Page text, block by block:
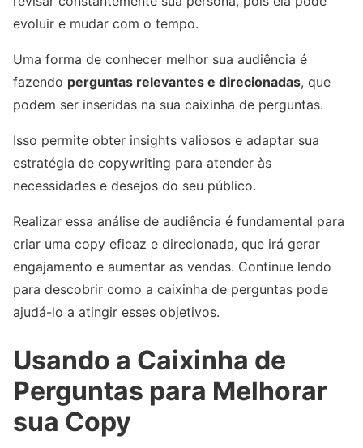
evoluir e mudar com o tempo.
Uma forma de conhecer melhor sua audiência é
fazendo perguntas relevantes e direcionadas, que
podem ser inseridas na sua caixinha de perguntas.
Isso permite obter insights valiosos e adaptar sua
estratégia de copywriting para atender às
necessidades e desejos do seu público.
Realizar essa análise de audiência é fundamental para
criar uma copy eficaz e direcionada, que irá gerar
engajamento e aumentar as vendas. Continue lendo
para descobrir como a caixinha de perguntas pode
ajudá-lo a atingir esses objetivos.
Usando a Caixinha de
Perguntas para Melhorar
sua Copy